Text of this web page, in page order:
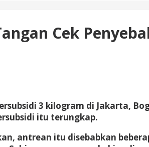
Cek
3 kilogram di Jakarta,
itu terungkap.
antrean itu disebabkan